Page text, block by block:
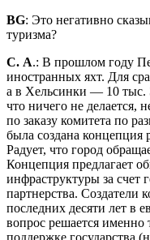
BG: Это негативно
туризма?
С. А.: В прошлом году
иностранных яхт. Для
а в Хельсинки — 10 тыс.
что ничего не делается,
по заказу комитета по
была создана концепция
Радует, что город
Концепция предлагает
инфраструктуры за счет
партнерства. Создатели
последних десяти лет в
вопрос решается
поддержке государства